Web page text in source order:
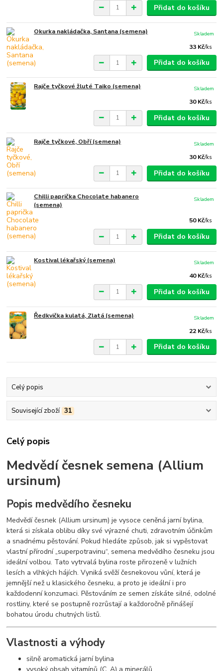
Přidat do košíku
Okurka nakládačka, Santana (semena)
33 Kč/ks
Skladem
Přidat do košíku
Rajče tyčkové žluté Taiko (semena)
30 Kč/ks
Skladem
Přidat do košíku
Rajče tyčkové, Obří (semena)
30 Kč/ks
Skladem
Přidat do košíku
Chilli paprička Chocolate habanero
(semena)
50 Kč/ks
Skladem
Přidat do košíku
Kostival lékařský (semena)
40 Kč/ks
Skladem
Přidat do košíku
Ředkvička kulatá, Zlatá (semena)
22 Kč/ks
Skladem
Přidat do košíku
Celý popis
Související zboží 31
Celý popis
Medvědí česnek semena (Allium
ursinum)
Popis medvědího česneku
Medvědí česnek (Allium ursinum) je vysoce ceněná jarní bylina,
která si získala oblibu díky své výrazné chuti, zdravotním účinkům
a snadnému pěstování. Pokud hledáte způsob, jak si vypěstovat
vlastní přírodní „superpotravinu“, semena medvědího česneku jsou
ideální volbou. Tato vytrvalá bylina roste přirozeně v lužních
lesích a vlhkých hájích. Vyniká svěží česnekovou vůní, která je
jemnější než u klasického česneku, a proto je ideální i pro
každodenní konzumaci. Pěstováním ze semen získáte silné, odolné
rostliny, které se postupně rozrůstají a každoročně přinášejí
bohatou úrodu chutných listů.
Vlastnosti a výhody
silně aromatická jarní bylina